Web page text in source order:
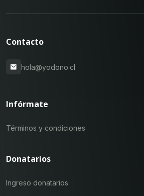
Contacto
hola@yodono.cl
Infórmate
Términos y condiciones
Donatarios
Ingreso donatarios